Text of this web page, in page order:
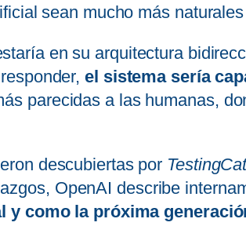
sean mucho más
en su arquitectura
el sistema sería
parecidas a las humanas,
descubiertas por
OpenAI describe
como la próxima